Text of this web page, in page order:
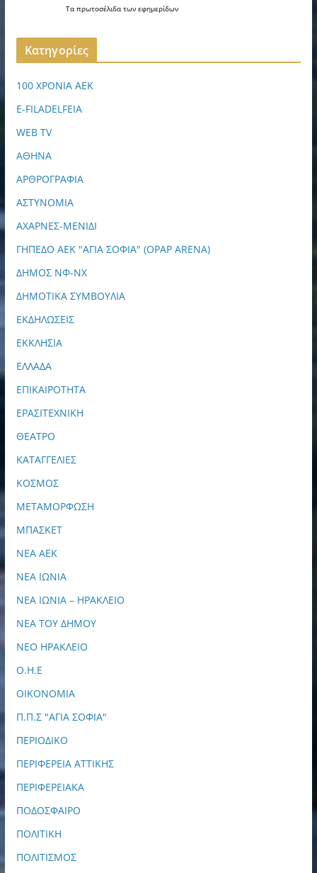
Ταπρωτοσέλιδατωνεφημερίδων
Kατηγορίες
100 ΧΡΟΝΙΑ ΑΕΚ
E-FILADELFEIA
WEB TV
ΑΘΗΝΑ
ΑΡΘΡΟΓΡΑΦΙΑ
ΑΣΤΥΝΟΜΙΑ
ΑΧΑΡΝΕΣ-ΜΕΝΙΔΙ
ΓΗΠΕΔΟ ΑΕΚ "ΑΓΙΑ ΣΟΦΙΑ" (OPAP ARENA)
ΔΗΜΟΣ ΝΦ-ΝΧ
ΔΗΜΟΤΙΚΑ ΣΥΜΒΟΥΛΙΑ
ΕΚΔΗΛΩΣΕΙΣ
ΕΚΚΛΗΣΙΑ
ΕΛΛΑΔΑ
ΕΠΙΚΑΙΡΟΤΗΤΑ
ΕΡΑΣΙΤΕΧΝΙΚΗ
ΘΕΑΤΡΟ
ΚΑΤΑΓΓΕΛΙΕΣ
ΚΟΣΜΟΣ
ΜΕΤΑΜΟΡΦΩΣΗ
ΜΠΑΣΚΕΤ
ΝΕΑ ΑΕΚ
ΝΕΑ ΙΩΝΙΑ
ΝΕΑ ΙΩΝΙΑ – ΗΡΑΚΛΕΙΟ
ΝΕΑ ΤΟΥ ΔΗΜΟΥ
ΝΕΟ ΗΡΑΚΛΕΙΟ
Ο.Η.Ε
ΟΙΚΟΝΟΜΙΑ
Π.Π.Σ "ΑΓΙΑ ΣΟΦΙΑ"
ΠΕΡΙΟΔΙΚΟ
ΠΕΡΙΦΕΡΕΙΑ ΑΤΤΙΚΗΣ
ΠΕΡΙΦΕΡΕΙΑΚΑ
ΠΟΔΟΣΦΑΙΡΟ
ΠΟΛΙΤΙΚΗ
ΠΟΛΙΤΙΣΜΟΣ